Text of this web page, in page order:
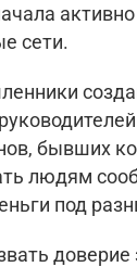
сети.
бывших
людям
под
доверие